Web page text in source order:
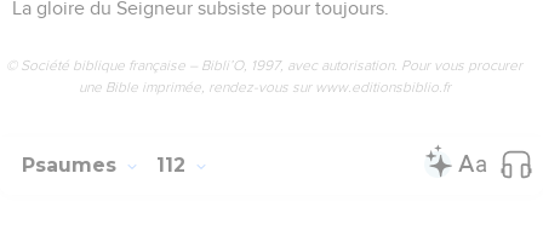
La gloire du Seigneur subsiste pour toujours.
© Société biblique française – Bibli’O, 1997, avec autorisation. Pour vous procurer
une Bible imprimée, rendez-vous sur www.editionsbiblio.fr
Psaumes 112